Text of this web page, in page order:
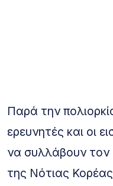
Παρά την
ερευνητές και οι
να συλλάβουν
της Νότιας